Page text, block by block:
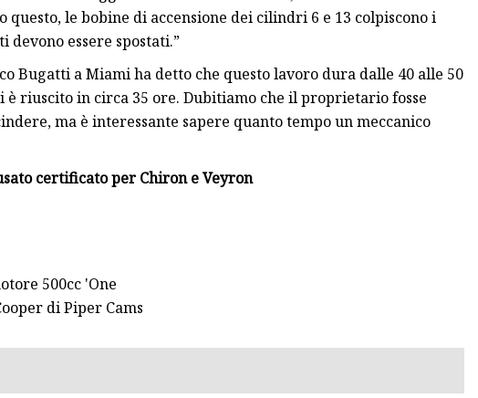
le bobine di accensione dei cilindri 6 e 13 colpiscono i
essere spostati.”
Bugatti a Miami ha detto che questo lavoro dura dalle 40 alle 50
è riuscito in circa 35 ore. Dubitiamo che il proprietario fosse
ma è interessante sapere quanto tempo un meccanico
certificato per Chiron e Veyron
500cc 'One
di Piper Cams